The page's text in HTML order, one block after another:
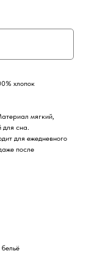
хлопок
мягкий,
сна.
для ежедневного
после